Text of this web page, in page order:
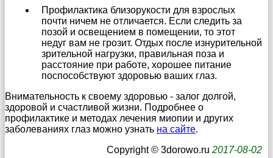
Профилактика близорукости для взрослых
почти ничем не отличается. Если следить за
позой и освещением в помещении, то этот
недуг вам не грозит. Отдых после изнурительной
зрительной нагрузки, правильная поза и
расстояние при работе, хорошее питание
поспособствуют здоровью ваших глаз.
Внимательность к своему здоровью - залог долгой,
здоровой и счастливой жизни. Подробнее о
профилактике и методах лечения миопии и других
заболеваниях глаз можно узнать на сайте.
Copyright © 3dorowo.ru 2017-08-02